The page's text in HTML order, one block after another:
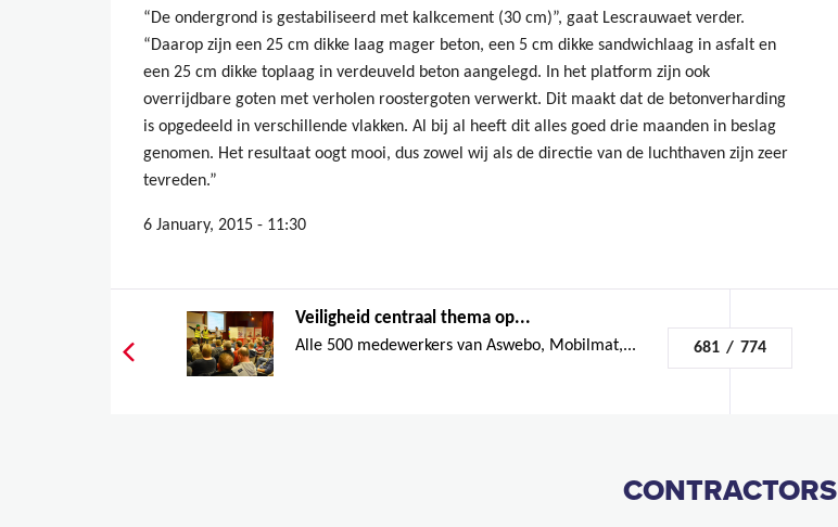
“De ondergrond is gestabiliseerd met kalkcement (30 cm)”, gaat Lescrauwaet verder.
“Daarop zijn een 25 cm dikke laag mager beton, een 5 cm dikke sandwichlaag in asfalt en
een 25 cm dikke toplaag in verdeuveld beton aangelegd. In het platform zijn ook
overrijdbare goten met verholen roostergoten verwerkt. Dit maakt dat de betonverharding
is opgedeeld in verschillende vlakken. Al bij al heeft dit alles goed drie maanden in beslag
genomen. Het resultaat oogt mooi, dus zowel wij als de directie van de luchthaven zijn zeer
tevreden.”
6 January, 2015 - 11:30
Veiligheid centraal thema op...
Alle 500 medewerkers van Aswebo, Mobilmat,... 681 / 774
CONTRACTORS